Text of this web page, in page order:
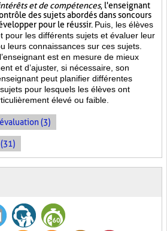
et de compétences, l'enseignant
des sujets abordés dans son cours
pour le réussir. Puis, les élèves
pour les différents sujets et évaluer leur
leurs connaissances sur ces sujets.
est en mesure de mieux
et d’ajuster, si nécessaire, son
peut planifier différentes
pour lesquels les élèves ont
élevé ou faible.
(3)